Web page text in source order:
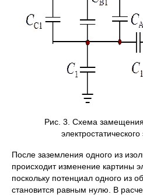
Рис. 3. Схема
После заземления одного из
происходит изменение картины
поскольку потенциал одного из
становится равным нулю. В